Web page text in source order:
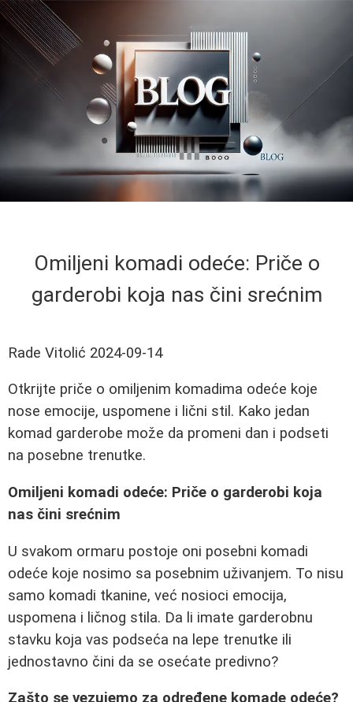
Omiljeni komadi odeće: Priče o
garderobi koja nas čini srećnim
Rade Vitolić 2024-09-14
Otkrijte priče o omiljenim komadima odeće koje
nose emocije, uspomene i lični stil. Kako jedan
komad garderobe može da promeni dan i podseti
na posebne trenutke.
Omiljeni komadi odeće: Priče o garderobi koja
nas čini srećnim
U svakom ormaru postoje oni posebni komadi
odeće koje nosimo sa posebnim uživanjem. To nisu
samo komadi tkanine, već nosioci emocija,
uspomena i ličnog stila. Da li imate garderobnu
stavku koja vas podseća na lepe trenutke ili
jednostavno čini da se osećate predivno?
Zašto se vezujemo za određene komade odeće?